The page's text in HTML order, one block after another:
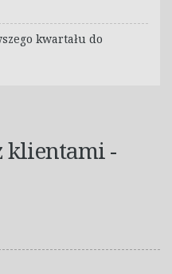
klientami -
kwartału do